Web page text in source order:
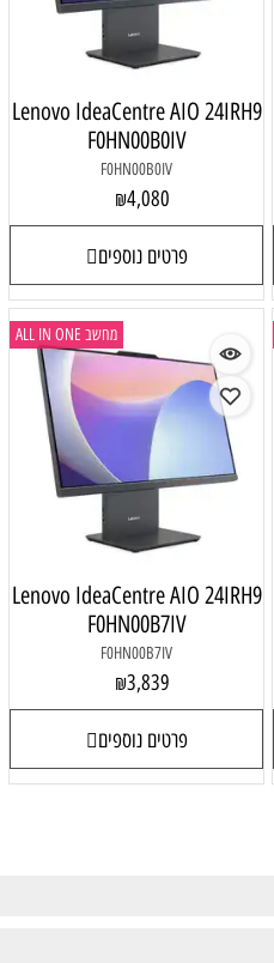
Lenovo IdeaCentre AIO 24IRH9
F0HN00B0IV
F0HN00B0IV
₪4,080
פרטים נוספים
מחשב ALL IN ONE
Lenovo IdeaCentre AIO 24IRH9
F0HN00B7IV
F0HN00B7IV
₪3,839
פרטים נוספים